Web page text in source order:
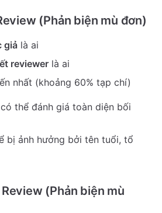
(Phản biện mù đơn)
giả là ai
reviewer là ai
nhất (khoảng 60% tạp chí)
thể đánh giá toàn diện bối
bị ảnh hưởng bởi tên tuổi, tổ
(Phản biện mù